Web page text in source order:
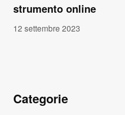
strumento online
12 settembre 2023
Categorie